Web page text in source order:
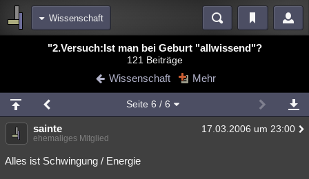
Wissenschaft
Blogs Videos
Chat Wiki Neuigkeiten
meine Rubriken
Menschen Mystery Kriminalfälle
Spiritualität Verschwörungen
"2.Versuch:Ist man bei Geburt "allwissend"?
121 Beiträge
Wissenschaft Mehr
Seite 6 / 6
sainte 17.03.2006 um 23:00
ehemaliges Mitglied
Alles ist Schwingung / Energie